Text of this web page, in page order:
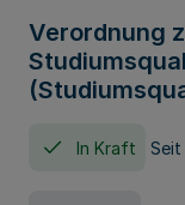
Verordnung
In Kraft Seit